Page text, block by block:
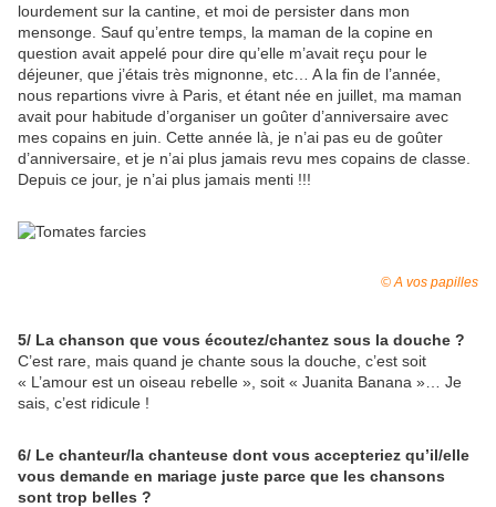
lourdement sur la cantine, et moi de persister dans mon
mensonge. Sauf qu’entre temps, la maman de la copine en
question avait appelé pour dire qu’elle m’avait reçu pour le
déjeuner, que j’étais très mignonne, etc… A la fin de l’année,
nous repartions vivre à Paris, et étant née en juillet, ma maman
avait pour habitude d’organiser un goûter d’anniversaire avec
mes copains en juin. Cette année là, je n’ai pas eu de goûter
d’anniversaire, et je n’ai plus jamais revu mes copains de classe.
Depuis ce jour, je n’ai plus jamais menti !!!
© A vos papilles
5/ La chanson que vous écoutez/chantez sous la douche ?
C’est rare, mais quand je chante sous la douche, c’est soit
« L’amour est un oiseau rebelle », soit « Juanita Banana »… Je
sais, c’est ridicule !
6/ Le chanteur/la chanteuse dont vous accepteriez qu’il/elle
vous demande en mariage juste parce que les chansons
sont trop belles ?